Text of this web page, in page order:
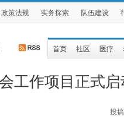
政策法规 实务探索 队伍建设
首页 社区 医疗
工作项目正式启
投搞